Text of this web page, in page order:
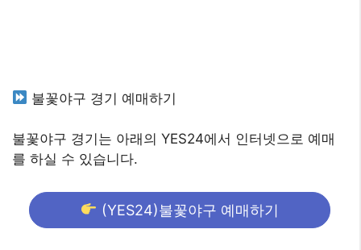
불꽃야구 경기 예매하기
불꽃야구 경기는 아래의 YES24에서 인터넷으로 예매
를 하실 수 있습니다.
(YES24)불꽃야구 예매하기